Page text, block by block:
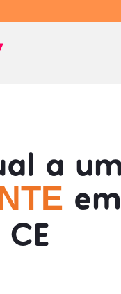
a um
em